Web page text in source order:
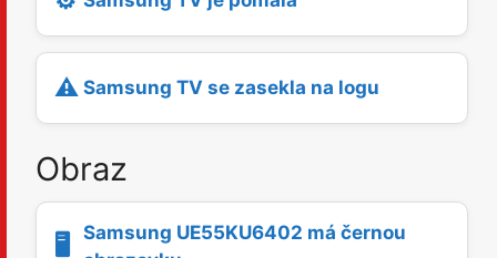
⚠️ Samsung TV se zasekla na logu
Obraz
🖥️
Samsung UE55KU6402 má černou